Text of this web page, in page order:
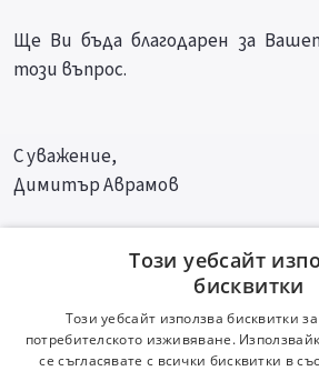
Ще Ви бъда благодарен за
този въпрос.
С уважение,
Димитър Аврамов
Този уебсайт
бисквитки
Този уебсайт използва бисквитки
потребителското изживяване.
се съгласявате с всички бисквитки в